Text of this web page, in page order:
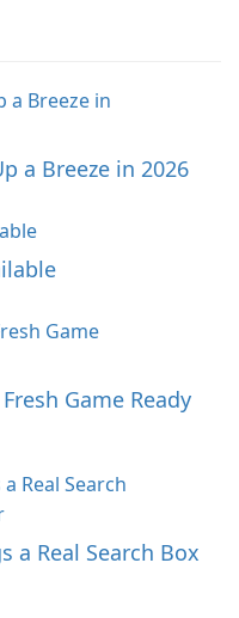
a Breeze in 2026
Game Ready
a Real Search Box